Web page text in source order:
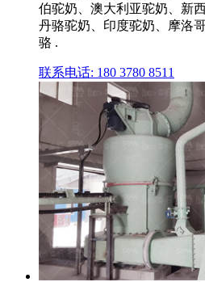
伯驼奶、澳大利亚驼奶、新
丹骆驼奶、印度驼奶、摩洛
骆 .
联系电话: 180 3780 8511